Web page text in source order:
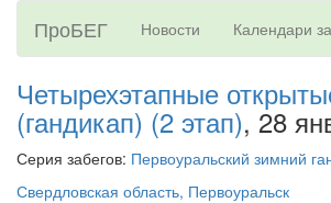
ПроБЕГ Новости Календари
Четырехэтапные
(гандикап) (2 этап), 28
Серия забегов: Первоуральский зимний
Свердловская область, Первоуральск